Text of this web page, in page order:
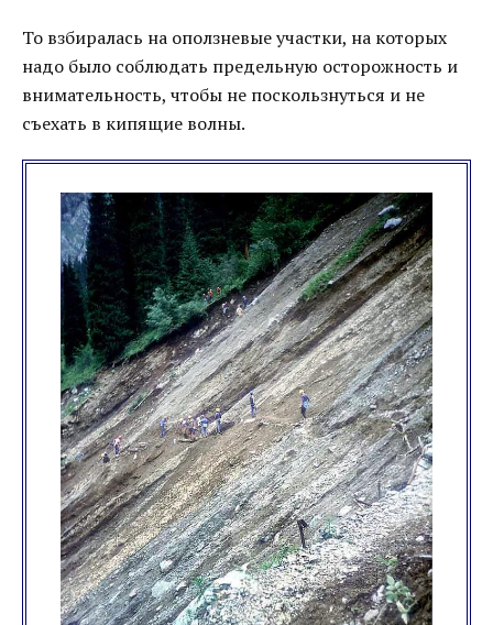
То взбиралась на оползневые участки, на которых
надо было соблюдать предельную осторожность и
внимательность, чтобы не поскользнуться и не
съехать в кипящие волны.